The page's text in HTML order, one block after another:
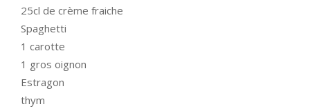
25cl de crème fraiche
Spaghetti
1 carotte
1 gros oignon
Estragon
thym